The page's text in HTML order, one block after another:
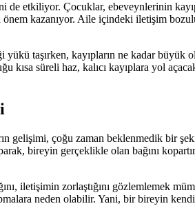
etkiliyor. Çocuklar, ebeveynlerinin
önem kazanıyor. Aile içindeki iletişim
taşırken, kayıpların ne kadar büyük
kısa süreli haz, kalıcı kayıplara yol
gelişimi, çoğu zaman beklenmedik bir
bireyin gerçeklikle olan bağını
iletişimin zorlaştığını gözlemlemek
neden olabilir. Yani, bir bireyin